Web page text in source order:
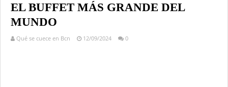
EL BUFFET MÁS GRANDE DEL
MUNDO
Qué se cuece en Bcn 12/09/2024 0